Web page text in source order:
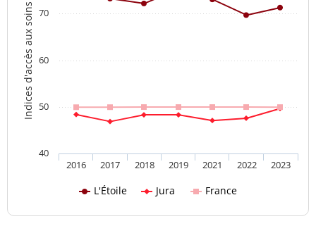
Indices d'accès aux soins
L'Étoile Jura France
2016 2017 2018 2019 2021 2022 2023
40
50
60
70